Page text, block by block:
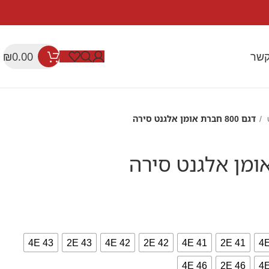
₪0.00
דגם 800 חברת אומן אלגנט סירה
41 2E
41 4E
42 2E
42 4E
43 2E
43 4E
46 2E
46 4E